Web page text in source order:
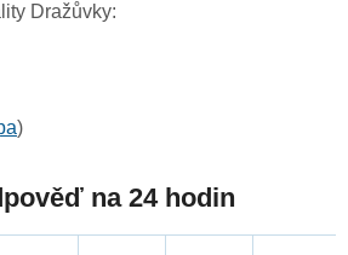
Dražůvky:
)
na 24 hodin